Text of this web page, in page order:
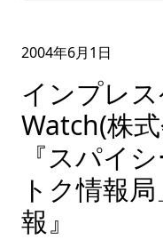
2004年6月1 日
インプレ
Watch(株
『スパイ
トク情報
報』